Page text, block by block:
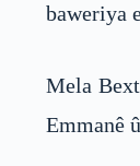
baweriya
Mela
Emmanê